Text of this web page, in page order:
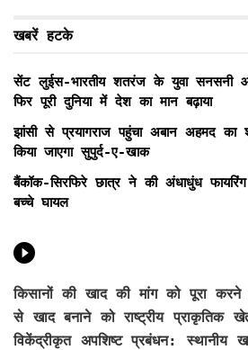
खबरें हटके
सेंट लुईस-भारतीय शतरंज के युवा सनसनी
फिर पूरी दुनिया में देश का मान बढ़ाया
झांसी से प्रयागराज पहुंचा अबान अहमद
किया जाएगा सुपुर्द-ए-खाक
बैंकॉक-सिरफिरे छात्र ने की अंधाधुंध
बच्चे घायल
किसानों की खाद की मांग को पूरा
से खाद बनाने को राष्ट्रीय प्राकृतिक
विकेंद्रीकृत अपशिष्ट प्रबंधन: स्थानीय